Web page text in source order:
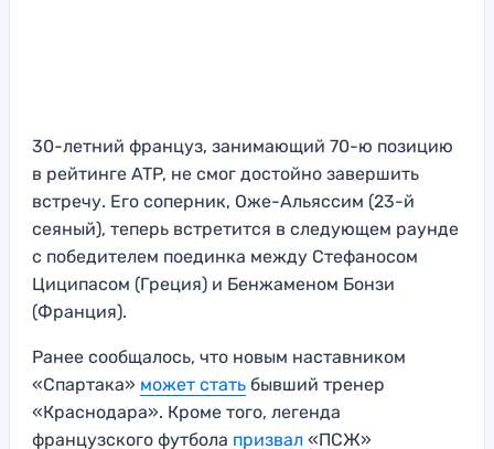
30-летний француз, занимающий 70-ю позицию
в рейтинге ATP, не смог достойно завершить
встречу. Его соперник, Оже-Альяссим (23-й
сеяный), теперь встретится в следующем раунде
с победителем поединка между Стефаносом
Циципасом (Греция) и Бенжаменом Бонзи
(Франция).
Ранее сообщалось, что новым наставником
«Спартака» может стать бывший тренер
«Краснодара». Кроме того, легенда
французского футбола призвал «ПСЖ»